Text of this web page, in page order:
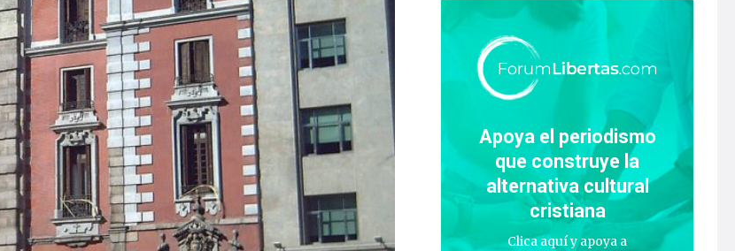
Apoya el periodismo
que construye la
alternativa cultural
cristiana
Clica aquí y apoya a